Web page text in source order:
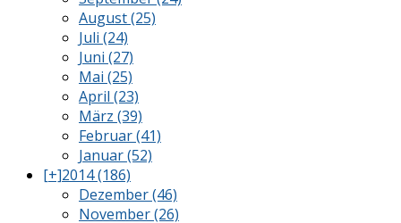
August (25)
Juli (24)
Juni (27)
Mai (25)
April (23)
März (39)
Februar (41)
Januar (52)
[+]2014 (186)
Dezember (46)
November (26)